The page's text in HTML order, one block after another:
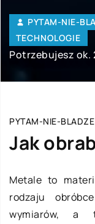
PYTAM-NIE-
TECHNOLOGIE
Potrzebujesz ok.
PYTAM-NIE-BLADZE
Jak
Metale to
rodzaju
wymiarów, a